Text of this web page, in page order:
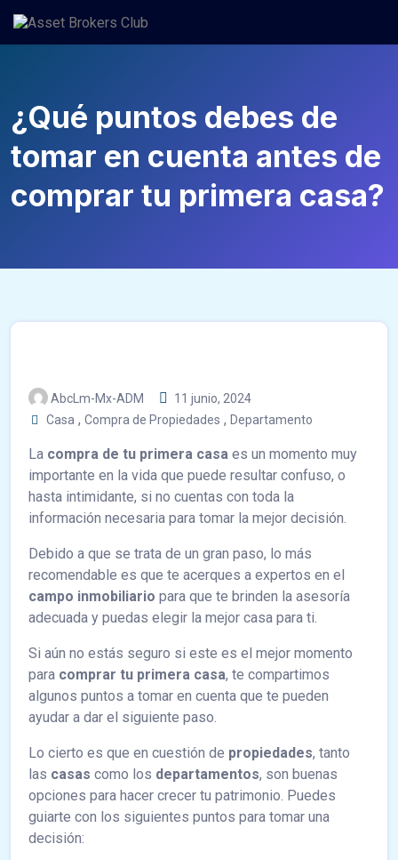
¿Qué puntos debes de
tomar en cuenta antes de
comprar tu primera casa?
AbcLm-Mx-ADM
11 junio, 2024
Casa , Compra de Propiedades , Departamento
La compra de tu primera casa es un momento muy
importante en la vida que puede resultar confuso, o
hasta intimidante, si no cuentas con toda la
información necesaria para tomar la mejor decisión.
Debido a que se trata de un gran paso, lo más
recomendable es que te acerques a expertos en el
campo inmobiliario para que te brinden la asesoría
adecuada y puedas elegir la mejor casa para ti.
Si aún no estás seguro si este es el mejor momento
para comprar tu primera casa, te compartimos
algunos puntos a tomar en cuenta que te pueden
ayudar a dar el siguiente paso.
Lo cierto es que en cuestión de propiedades, tanto
las casas como los departamentos, son buenas
opciones para hacer crecer tu patrimonio. Puedes
guiarte con los siguientes puntos para tomar una
decisión: